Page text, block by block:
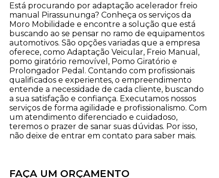
Está procurando por adaptação acelerador freio
manual Pirassununga? Conheça os serviços da
Moro Mobilidade e encontre a solução que está
buscando ao se pensar no ramo de equipamentos
automotivos. São opções variadas que a empresa
oferece, como Adaptação Veicular, Freio Manual,
pomo giratório removível, Pomo Giratório e
Prolongador Pedal. Contando com profissionais
qualificados e experientes, o empreendimento
entende a necessidade de cada cliente, buscando
a sua satisfação e confiança. Executamos nossos
serviços de forma agilidade e profissionalismo. Com
um atendimento diferenciado e cuidadoso,
teremos o prazer de sanar suas dúvidas. Por isso,
não deixe de entrar em contato para saber mais.
FAÇA UM ORÇAMENTO